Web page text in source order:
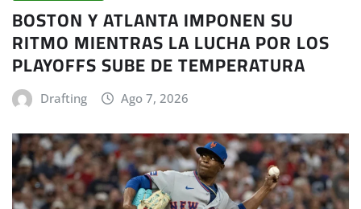
BOSTON Y ATLANTA IMPONEN SU
RITMO MIENTRAS LA LUCHA POR LOS
PLAYOFFS SUBE DE TEMPERATURA
Drafting Ago 7, 2026